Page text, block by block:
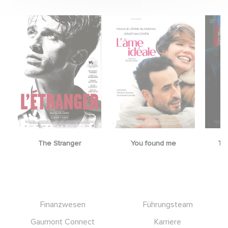
The Stranger You found me
Finanzwesen
Führungsteam
Gaumont Connect
Karriere